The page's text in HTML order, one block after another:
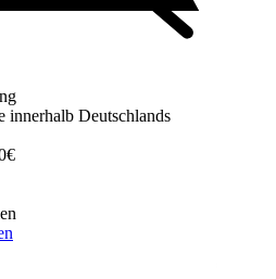
innerhalb Deutschlands